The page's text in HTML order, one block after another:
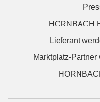
HORNBACH
Lieferant
Marktplatz-